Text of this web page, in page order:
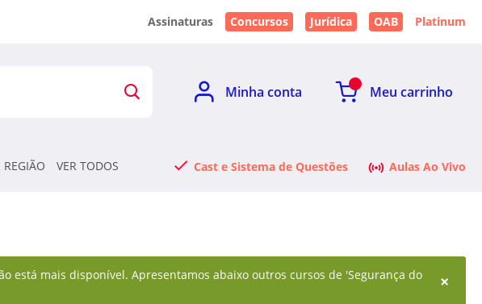
Assinaturas Concursos Jurídica OAB Platinum
Minha conta Meu carrinho
REGIÃO VER TODOS Cast e Sistema de Questões Aulas Ao Vivo
está mais disponível. Apresentamos abaixo outros cursos de 'Segurança do
×